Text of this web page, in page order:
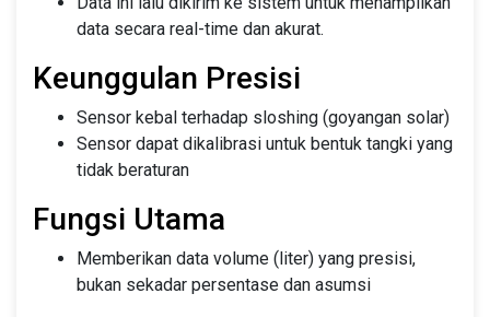
data secara real-time dan akurat.
Keunggulan Presisi
Sensor kebal terhadap sloshing (goyangan solar)
Sensor dapat dikalibrasi untuk bentuk tangki yang
tidak beraturan
Fungsi Utama
Memberikan data volume (liter) yang presisi,
bukan sekadar persentase dan asumsi